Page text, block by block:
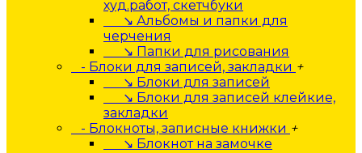
худ.работ, скетчбуки
↘ Альбомы и папки для
черчения
↘ Папки для рисования
- Блоки для записей, закладки +
↘ Блоки для записей
↘ Блоки для записей клейкие,
закладки
- Блокноты, записные книжки +
↘ Блокнот на замочке